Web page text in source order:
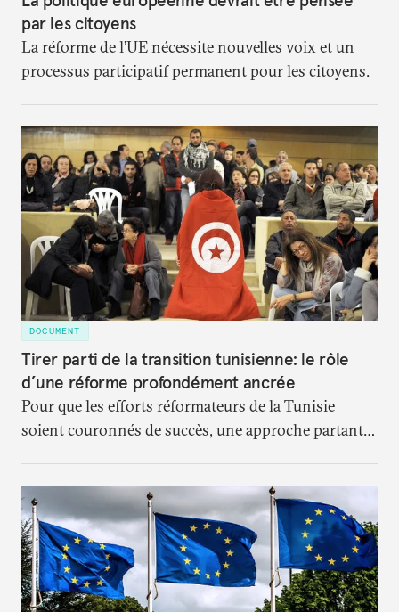
par les citoyens
La réforme de l’UE nécessite nouvelles voix et un
processus participatif permanent pour les citoyens.
DOCUMENT
Tirer parti de la transition tunisienne: le rôle
d’une réforme profondément ancrée
Pour que les efforts réformateurs de la Tunisie
soient couronnés de succès, une approche partant